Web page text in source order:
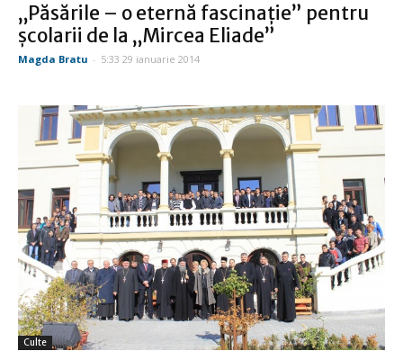
„Păsările – o eternă fascinaţie” pentru
şcolarii de la „Mircea Eliade”
Magda Bratu - 5:33 29 ianuarie 2014
Culte